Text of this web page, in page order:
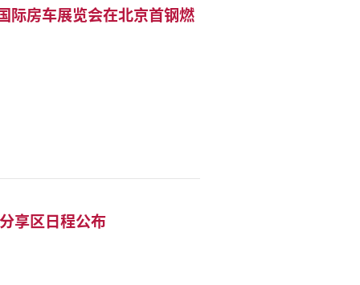
房车展览会在北京首钢燃
享区日程公布